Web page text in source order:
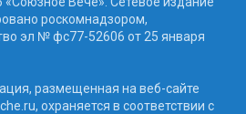
роскомнадзором,
эл № фc77-52606 от 25 января
размещенная на веб-сайте
охраняется в соответствии с